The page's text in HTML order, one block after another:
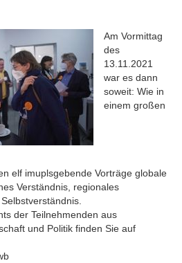
Am Vormittag
des
13.11.2021
war es dann
soweit: Wie in
einem großen
elf imuplsgebende Vorträge globale
Verständnis, regionales
der Teilnehmenden aus
und Politik finden Sie auf